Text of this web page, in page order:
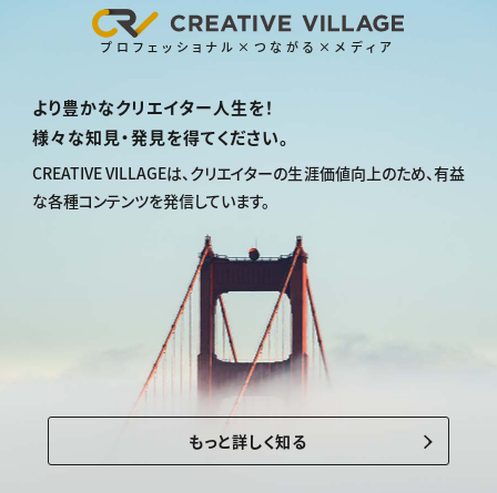
プロフェッショナル×つながる×メディア
より豊かなクリエイター人生を！
様々な知見・発見を得てください。
CREATIVE VILLAGEは、クリエイターの生涯価値向上のため、有益
な各種コンテンツを発信しています。
もっと詳しく知る